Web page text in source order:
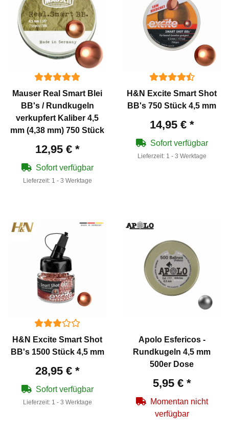
Mauser Real Smart Blei
BB's / Rundkugeln
verkupfert Kaliber 4,5
mm (4,38 mm) 750 Stück
12,95 € *
Sofort verfügbar
Lieferzeit: 1 - 3 Werktage
H&N Excite Smart Shot
BB's 750 Stück 4,5 mm
14,95 € *
Sofort verfügbar
Lieferzeit: 1 - 3 Werktage
H&N Excite Smart Shot
BB's 1500 Stück 4,5 mm
28,95 € *
Sofort verfügbar
Lieferzeit: 1 - 3 Werktage
Apolo Esfericos -
Rundkugeln 4,5 mm
500er Dose
5,95 € *
Momentan nicht
verfügbar